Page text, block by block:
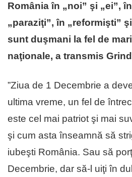
România în „noi” şi „ei”,
„paraziţi”, în „reformişti”
sunt duşmani la fel de
naţionale, a transmis
”Ziua de 1 Decembrie a
ultima vreme, un fel de
este cel mai patriot şi mai
şi cum asta înseamnă să
iubeşti România. Sau să
Decembrie, dar să-l uiţi în